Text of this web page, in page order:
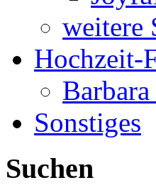
weitere
Hochzeit-
Sonstiges
Suchen